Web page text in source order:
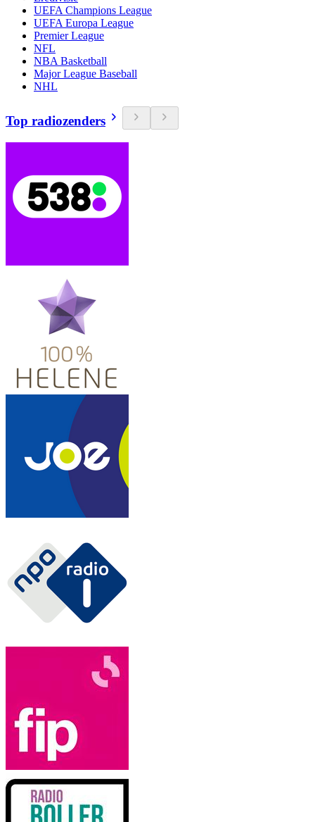
UEFA Champions League
UEFA Europa League
Premier League
NFL
NBA Basketball
Major League Baseball
NHL
Top radiozenders